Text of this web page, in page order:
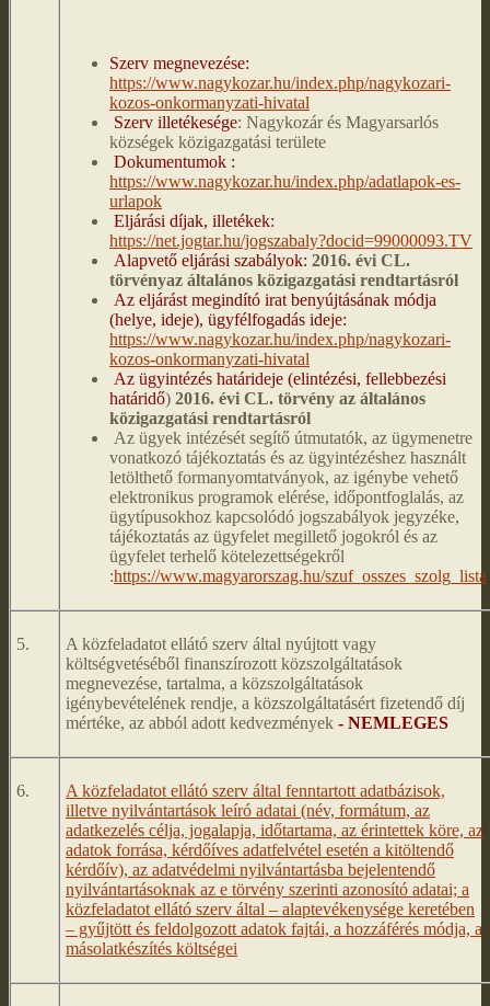
Szerv megnevezése:
https://www.nagykozar.hu/index.php/nagykozari-
kozos-onkormanyzati-hivatal
Szerv illetékesége: Nagykozár és Magyarsarlós
községek közigazgatási területe
Dokumentumok :
https://www.nagykozar.hu/index.php/adatlapok-es-
urlapok
Eljárási díjak, illetékek:
https://net.jogtar.hu/jogszabaly?docid=99000093.TV
Alapvető eljárási szabályok: 2016. évi CL.
törvényaz általános közigazgatási rendtartásról
Az eljárást megindító irat benyújtásának módja
(helye, ideje), ügyfélfogadás ideje:
https://www.nagykozar.hu/index.php/nagykozari-
kozos-onkormanyzati-hivatal
Az ügyintézés határideje (elintézési, fellebbezési
határidő) 2016. évi CL. törvény az általános
közigazgatási rendtartásról
Az ügyek intézését segítő útmutatók, az ügymenetre
vonatkozó tájékoztatás és az ügyintézéshez használt
letölthető formanyomtatványok, az igénybe vehető
elektronikus programok elérése, időpontfoglalás, az
ügytípusokhoz kapcsolódó jogszabályok jegyzéke,
tájékoztatás az ügyfelet megillető jogokról és az
ügyfelet terhelő kötelezettségekről
:https://www.magyarorszag.hu/szuf_osszes_szolg_lista
5.
A közfeladatot ellátó szerv által nyújtott vagy
költségvetéséből finanszírozott közszolgáltatások
megnevezése, tartalma, a közszolgáltatások
igénybevételének rendje, a közszolgáltatásért fizetendő díj
mértéke, az abból adott kedvezmények - NEMLEGES
6.
A közfeladatot ellátó szerv által fenntartott adatbázisok,
illetve nyilvántartások leíró adatai (név, formátum, az
adatkezelés célja, jogalapja, időtartama, az érintettek köre, az
adatok forrása, kérdőíves adatfelvétel esetén a kitöltendő
kérdőív), az adatvédelmi nyilvántartásba bejelentendő
nyilvántartásoknak az e törvény szerinti azonosító adatai; a
közfeladatot ellátó szerv által – alaptevékenysége keretében
– gyűjtött és feldolgozott adatok fajtái, a hozzáférés módja, a
másolatkészítés költségei